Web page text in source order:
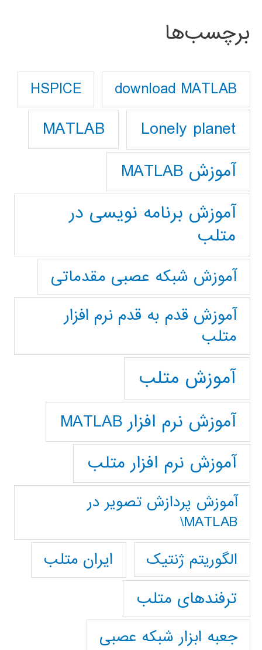
برچسب‌ها
download MATLAB
HSPICE
Lonely planet
MATLAB
آموزش MATLAB
آموزش برنامه نویسی در
متلب
آموزش شبکه عصبی مقدماتی
آموزش قدم به قدم نرم افزار
متلب
آموزش متلب
آموزش نرم افزار MATLAB
آموزش نرم افزار متلب
آموزش پردازش تصوير در
MATLAB\
الگوریتم ژنتیک
ایران متلب
ترفندهای متلب
جعبه ابزار شبکه عصبی